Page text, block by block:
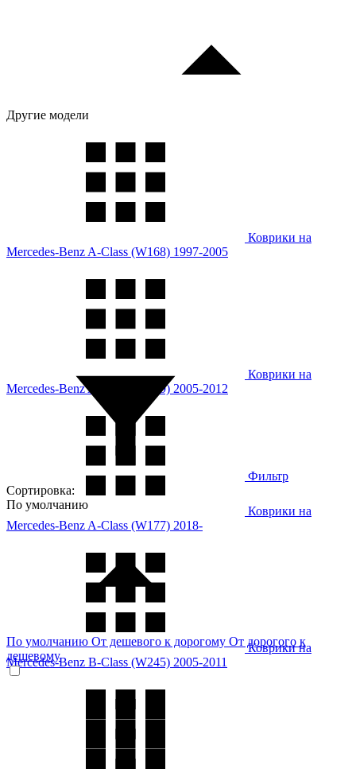
Другие модели
Коврики на
Mercedes-Benz A-Class (W168) 1997-2005
Коврики на
Mercedes-Benz A-Class (W169) 2005-2012
Коврики на
Mercedes-Benz A-Class (W177) 2018-
Коврики на
Mercedes-Benz B-Class (W245) 2005-2011
Фильтр
Сортировка:
По умолчанию
По умолчанию От дешевого к дорогому От дорогого к
дешевому